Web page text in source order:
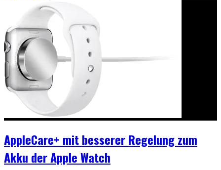
AppleCare+ mit besserer Regelung zum
Akku der Apple Watch